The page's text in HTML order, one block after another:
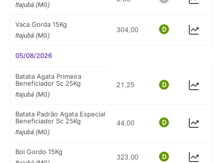
Itajubá (MG)
Vaca Gorda 15Kg
Itajubá (MG)
05/08/2026
Batata Agata Primeira
Beneficiador Sc 25Kg
Itajubá (MG)
Batata Padrão Agata Especial
Beneficiador Sc 25Kg
Itajubá (MG)
Boi Gordo 15Kg